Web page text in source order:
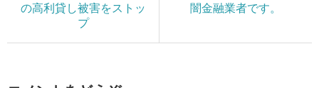
の高利貸し被害をストッ
プ
闇金融業者です。